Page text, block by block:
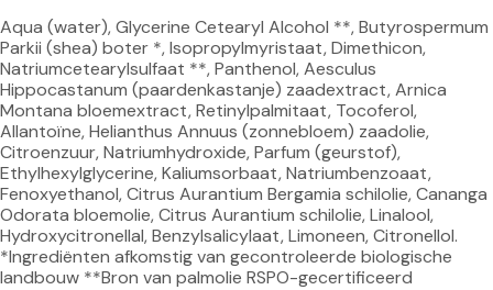
Aqua (water), Glycerine Cetearyl Alcohol **, Butyrospermum
Parkii (shea) boter *, Isopropylmyristaat, Dimethicon,
Natriumcetearylsulfaat **, Panthenol, Aesculus
Hippocastanum (paardenkastanje) zaadextract, Arnica
Montana bloemextract, Retinylpalmitaat, Tocoferol,
Allantoïne, Helianthus Annuus (zonnebloem) zaadolie,
Citroenzuur, Natriumhydroxide, Parfum (geurstof),
Ethylhexylglycerine, Kaliumsorbaat, Natriumbenzoaat,
Fenoxyethanol, Citrus Aurantium Bergamia schilolie, Cananga
Odorata bloemolie, Citrus Aurantium schilolie, Linalool,
Hydroxycitronellal, Benzylsalicylaat, Limoneen, Citronellol.
*Ingrediënten afkomstig van gecontroleerde biologische
landbouw **Bron van palmolie RSPO-gecertificeerd